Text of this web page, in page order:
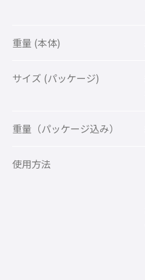
重量 (本体)
サイズ (パッケージ)
重量（パッケージ込み）
使用方法